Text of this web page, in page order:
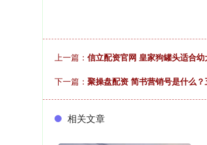
上一篇： 信立配资官网 皇家狗罐头适合
下一篇： 聚操盘配资 简书营销号是什么
相关文章